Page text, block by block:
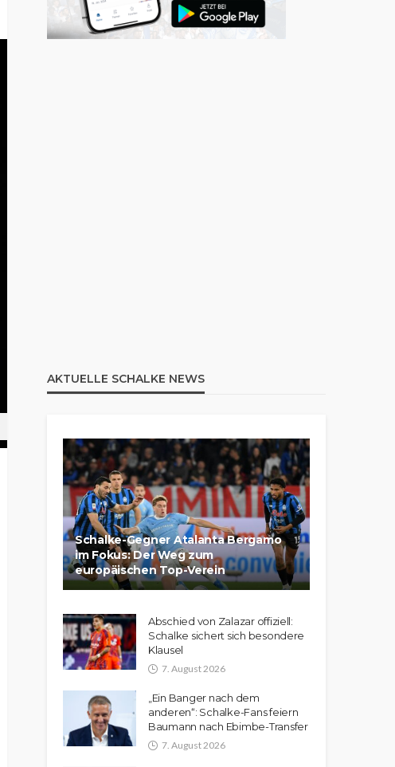
AKTUELLE SCHALKE NEWS
Schalke-Gegner Atalanta Bergamo
im Fokus: Der Weg zum
europäischen Top-Verein
Abschied von Zalazar offiziell:
Schalke sichert sich besondere
Klausel
7. August 2026
„Ein Banger nach dem
anderen“: Schalke-Fans feiern
Baumann nach Ebimbe-Transfer
7. August 2026